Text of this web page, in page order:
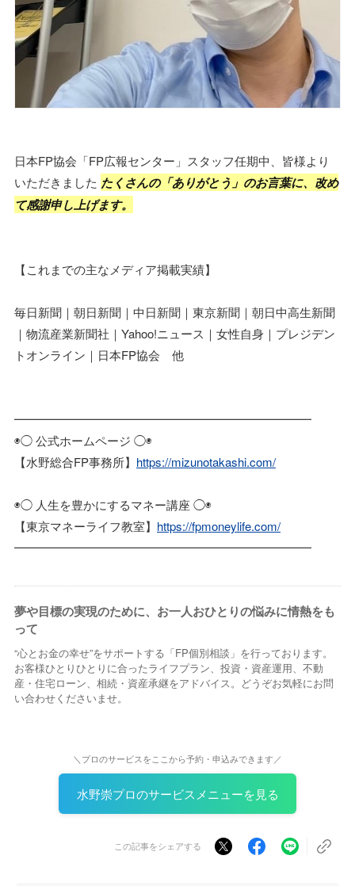
日本FP協会「FP広報センター」スタッフ任期中、皆様より
いただきました たくさんの「ありがとう」のお言葉に、改め
て感謝申し上げます。
【これまでの主なメディア掲載実績】
毎日新聞｜朝日新聞｜中日新聞｜東京新聞｜朝日中高生新聞
｜物流産業新聞社｜Yahoo!ニュース｜女性自身｜プレジデン
トオンライン｜日本FP協会 他
━━━━━━━━━━━━━━━━━━━━━━━━━
◉◯ 公式ホームページ ◯◉
【水野総合FP事務所】 https://mizunotakashi.com/
◉◯ 人生を豊かにするマネー講座 ◯◉
【東京マネーライフ教室】 https://fpmoneylife.com/
━━━━━━━━━━━━━━━━━━━━━━━━━
夢や目標の実現のために、お一人おひとりの悩みに情熱をも
って
“心とお金の幸せ”をサポートする「FP個別相談」を行っております。
お客様ひとりひとりに合ったライフプラン、投資・資産運用、不動
産・住宅ローン、相続・資産承継をアドバイス。どうぞお気軽にお問
い合わせくださいませ。
＼プロのサービスをここから予約・申込みできます／
水野崇プロのサービスメニューを見る
この記事をシェアする